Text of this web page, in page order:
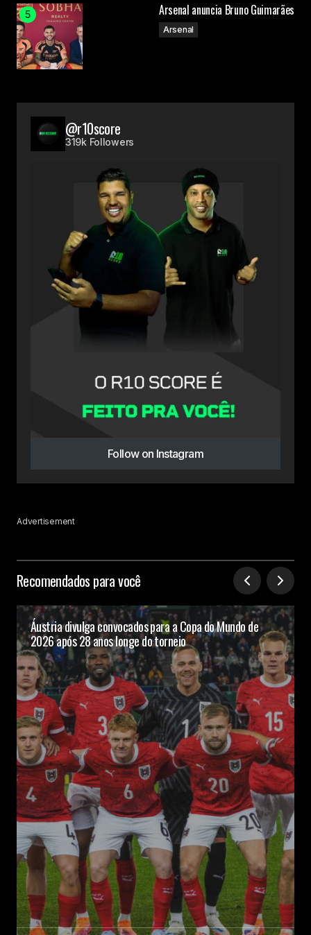
Arsenal anuncia Bruno Guimarães
Arsenal
@r10score
319k Followers
Follow on Instagram
Advertisement
Recomendados para você
Áustria divulga convocados para a Copa do Mundo de
2026 após 28 anos longe do torneio